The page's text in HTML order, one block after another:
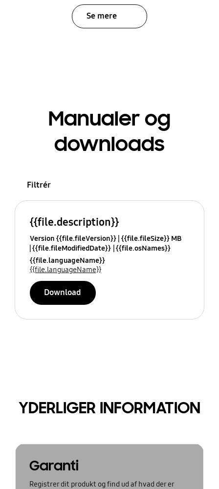
Se mere
Manualer og
downloads
Filtrér
{{file.description}}
Version {{file.fileVersion}} {{file.fileSize}} MB
{{file.fileModifiedDate}} {{file.osNames}}
{{file.languageName}}
{{file.languageName}}
Download
YDERLIGER INFORMATION
Garanti
Registrer dit produkt og find ud af hvad der er